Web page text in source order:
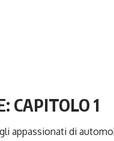
CAPITOLO 1
appassionati di